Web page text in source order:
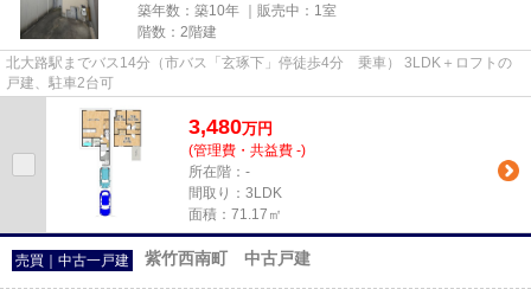
築年数：築10年 ｜販売中： 1室
階数：2階建
北大路駅までバス14分（市バス「玄琢下」停徒歩4分 乗車） 3LDK＋ロフトの
戸建、駐車2台可
3,480万円
(管理費・共益費 -)
所在階：-
間取り：3LDK
面積：71.17㎡
売買｜中古一戸建 紫竹西南町 中古戸建